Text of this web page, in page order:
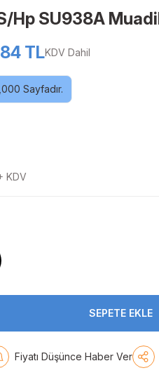
Hp SU938A
TLKDV Dahil
Sayfadır.
KDV
SEPETE EKLE
Fiyatı Düşünce Haber Ver